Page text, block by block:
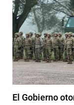
El Gobierno